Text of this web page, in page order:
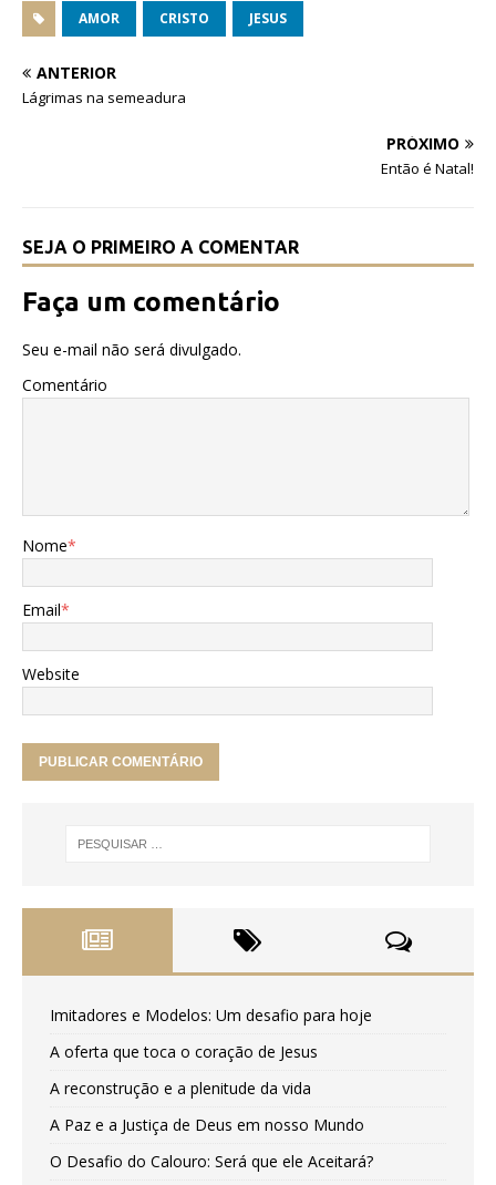
c
e
b
it
te
r
at
A
AMOR CRISTO JESUS
ANTERIOR
Lágrimas na semeadura
PRÓXIMO
Então é Natal!
SEJA O PRIMEIRO A COMENTAR
Faça um comentário
Seu e-mail não será divulgado.
Comentário
Nome*
Email*
Website
Imitadores e Modelos: Um desafio para hoje
A oferta que toca o coração de Jesus
A reconstrução e a plenitude da vida
A Paz e a Justiça de Deus em nosso Mundo
O Desafio do Calouro: Será que ele Aceitará?